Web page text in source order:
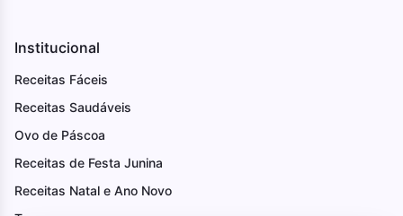
Institucional
Receitas Fáceis
Receitas Saudáveis
Ovo de Páscoa
Receitas de Festa Junina
Receitas Natal e Ano Novo